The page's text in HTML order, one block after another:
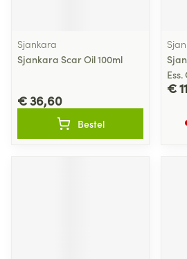
Sjankara
Sjankara Scar Oil 100ml
€ 36,60
Bestel
Ess.
€